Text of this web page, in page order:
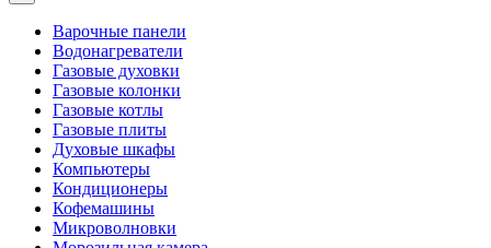
Варочные панели
Водонагреватели
Газовые духовки
Газовые колонки
Газовые котлы
Газовые плиты
Духовые шкафы
Компьютеры
Кондиционеры
Кофемашины
Микроволновки